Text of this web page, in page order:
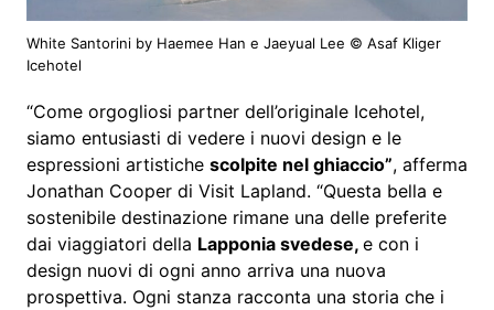
White Santorini by Haemee Han e Jaeyual Lee © Asaf Kliger
Icehotel
“Come orgogliosi partner dell’originale Icehotel,
siamo entusiasti di vedere i nuovi design e le
espressioni artistiche scolpite nel ghiaccio”, afferma
Jonathan Cooper di Visit Lapland. “Questa bella e
sostenibile destinazione rimane una delle preferite
dai viaggiatori della Lapponia svedese, e con i
design nuovi di ogni anno arriva una nuova
prospettiva. Ogni stanza racconta una storia che i